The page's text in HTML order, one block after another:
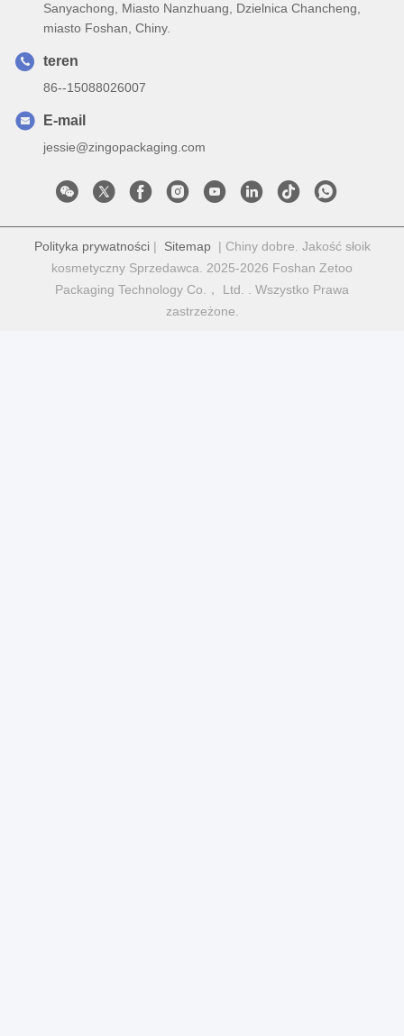
Sanyachong, Miasto Nanzhuang, Dzielnica Chancheng,
miasto Foshan, Chiny.
teren
86--15088026007
E-mail
jessie@zingopackaging.com
Polityka prywatności| Sitemap| Chiny dobre. Jakość słoik
kosmetyczny Sprzedawca. 2025-2026 Foshan Zetoo
Packaging Technology Co.， Ltd. . Wszystko Prawa
zastrzeżone.